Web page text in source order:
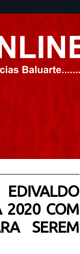
2020 COM
SEREM